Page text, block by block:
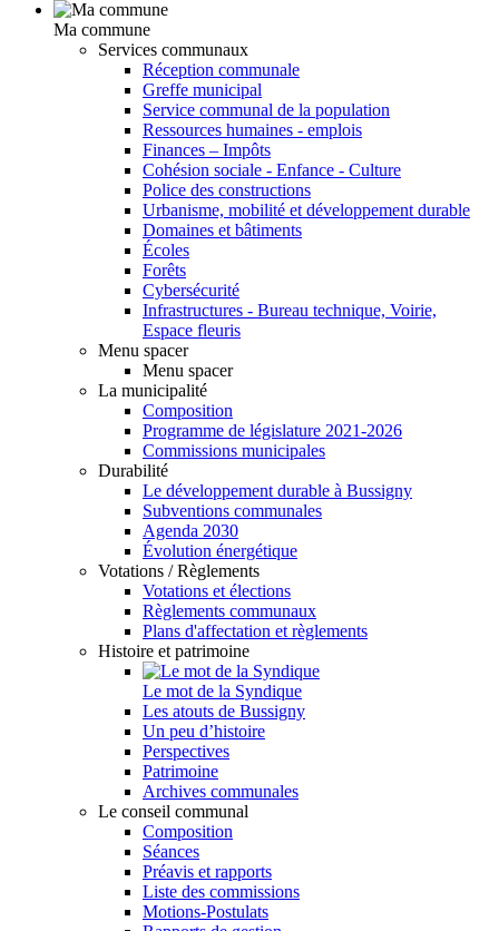
Ma commune
Services communaux
Réception communale
Greffe municipal
Service communal de la population
Ressources humaines - emplois
Finances – Impôts
Cohésion sociale - Enfance - Culture
Police des constructions
Urbanisme, mobilité et développement durable
Domaines et bâtiments
Écoles
Forêts
Cybersécurité
Infrastructures - Bureau technique, Voirie,
Espace fleuris
Menu spacer
Menu spacer
La municipalité
Composition
Programme de législature 2021-2026
Commissions municipales
Durabilité
Le développement durable à Bussigny
Subventions communales
Agenda 2030
Évolution énergétique
Votations / Règlements
Votations et élections
Règlements communaux
Plans d'affectation et règlements
Histoire et patrimoine
Le mot de la Syndique
Les atouts de Bussigny
Un peu d’histoire
Perspectives
Patrimoine
Archives communales
Le conseil communal
Composition
Séances
Préavis et rapports
Liste des commissions
Motions-Postulats